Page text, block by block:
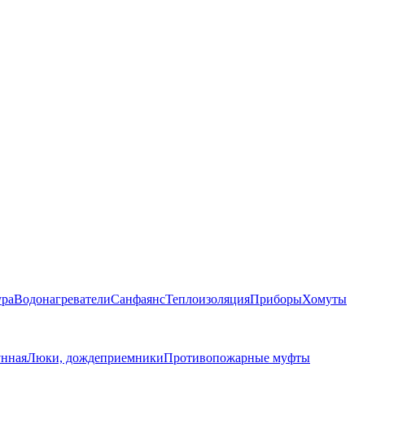
ВодонагревателиСанфаянсТеплоизоляцияПриборыХомуты
Люки, дождеприемникиПротивопожарные муфты